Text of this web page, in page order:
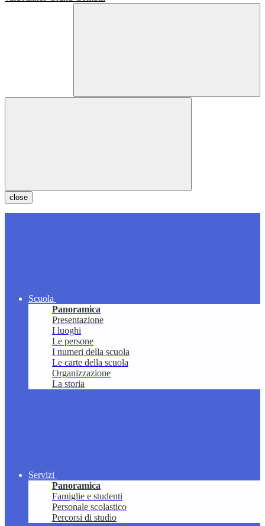
close
Scuola
Panoramica
Presentazione
I luoghi
Le persone
I numeri della scuola
Le carte della scuola
Organizzazione
La storia
Servizi
Panoramica
Famiglie e studenti
Personale scolastico
Percorsi di studio